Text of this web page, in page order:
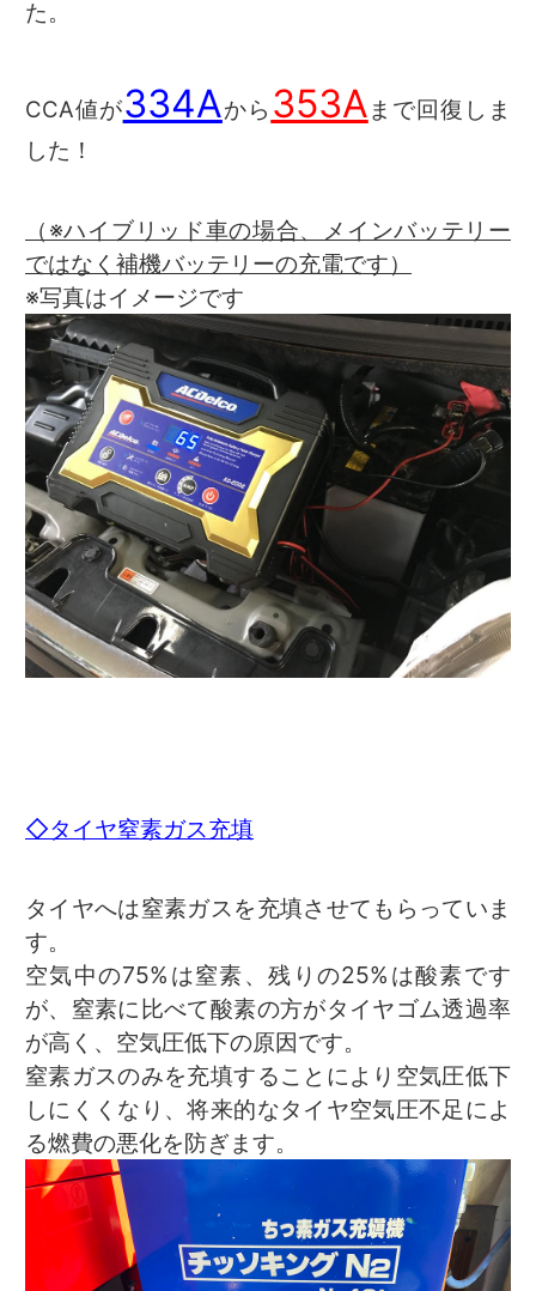
た。
CCA値が334Aから 353Aまで回復しま
した！
（※ハイブリッド車の場合、メインバッテリー
ではなく補機バッテリーの充電です）
※写真はイメージです
◇タイヤ窒素ガス充填
タイヤへは窒素ガスを充填させてもらっていま
す。
空気中の75%は窒素、残りの25%は酸素です
が、窒素に比べて酸素の方がタイヤゴム透過率
が高く、空気圧低下の原因です。
窒素ガスのみを充填することにより空気圧低下
しにくくなり、将来的なタイヤ空気圧不足によ
る燃費の悪化を防ぎます。